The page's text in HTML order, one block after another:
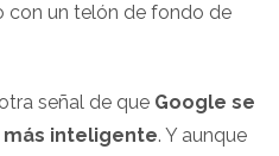
con un telón de fondo de
señal de que Google se
inteligente. Y aunque